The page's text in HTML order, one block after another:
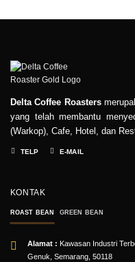
Delta Coffee Roasters
yang telah membantu
(Warkop), Cafe, Hotel, dan
TELP E-MAIL
KONTAK
ROAST BEAN GREEN BEAN
Alamat : Kawasan Industri
Genuk, Semarang, 50118